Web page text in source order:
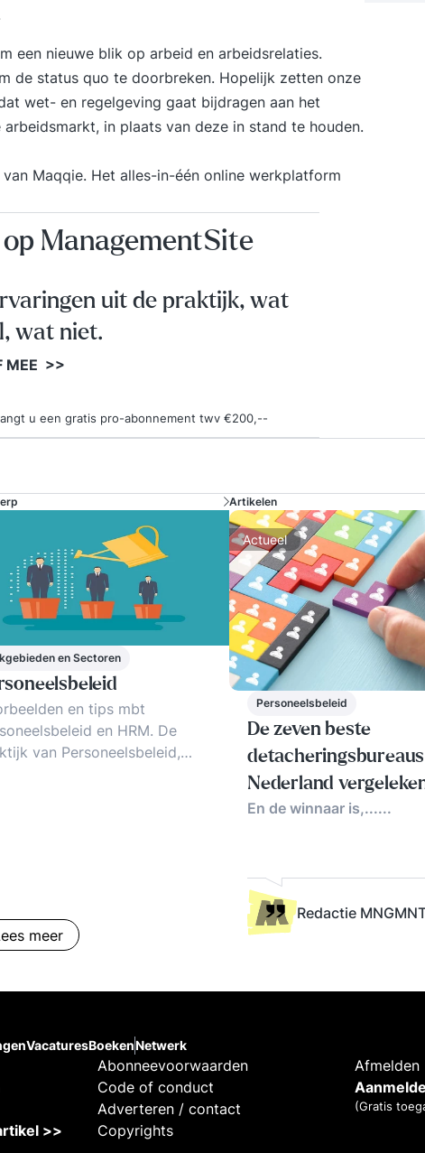
een nieuwe blik op arbeid en arbeidsrelaties.
de status quo te doorbreken. Hopelijk zetten onze
wet- en regelgeving gaat bijdragen aan het
in plaats van deze in stand te houden.
van Maqqie. Het alles-in-één online werkplatform
ManagementSite
uit de praktijk, wat
wat niet.
MEE >>
u een gratis pro-abonnement twv €200,--
en Sectoren
en tips mbt
en HRM. De
van Personeelsbeleid,
meer
Artikelen
Actueel
Personeelsbeleid
De zeven beste
Nederland
(2026)
En de winnaar is,......
Redactie
VacaturesBoekenNetwerk
>>
Abonneevoorwaarden
Code of conduct
Adverteren / contact
Copyrights
Afmelden
(Gratis